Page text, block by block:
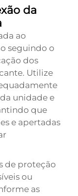
da
ao
seguindo o
dos
Utilize
unidade e
que
e apertadas
de proteção
ou
as